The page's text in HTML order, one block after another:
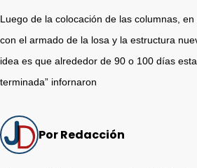
Luego de la colocación de las columnas,
con el armado de la losa y la estructura
idea es que alrededor de 90 o 100 días
terminada” infornaron
Por Redacción